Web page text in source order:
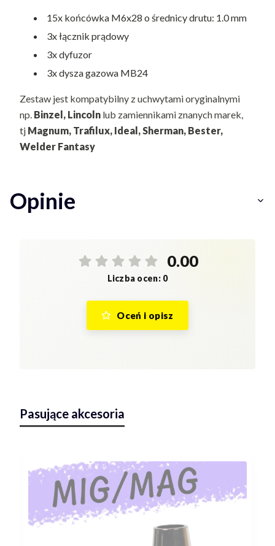
15x końcówka M6x28 o średnicy drutu: 1.0 mm
3x łącznik prądowy
3x dyfuzor
3x dysza gazowa MB24
Zestaw jest kompatybilny z uchwytami oryginalnymi
np. Binzel, Lincoln lub zamiennikami znanych marek,
tj Magnum, Trafilux, Ideal, Sherman, Bester,
Welder Fantasy
Opinie
0.00
Liczba ocen: 0
Oceń i opisz
Pasujące akcesoria